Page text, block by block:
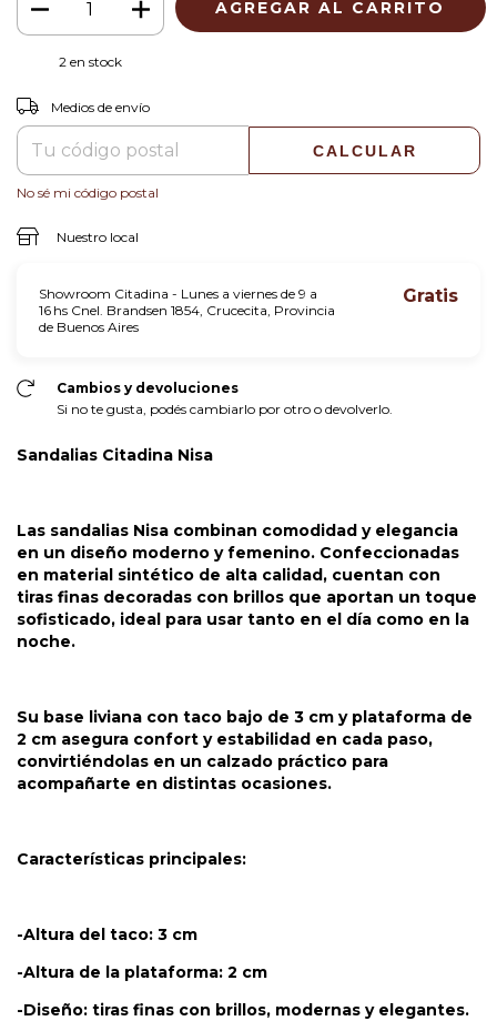
2en stock
Entregas para el CP:
Medios de envío
CALCULAR
No sé mi código postal
Nuestro local
Showroom Citadina - Lunes a viernes de 9 a
16 hs Cnel. Brandsen 1854, Crucecita, Provincia
de Buenos Aires
Gratis
Cambios y devoluciones
Si no te gusta, podés cambiarlo por otro o devolverlo.
Sandalias Citadina Nisa
Las sandalias Nisa combinan comodidad y elegancia
en un diseño moderno y femenino. Confeccionadas
en material sintético de alta calidad, cuentan con
tiras finas decoradas con brillos que aportan un toque
sofisticado, ideal para usar tanto en el día como en la
noche.
Su base liviana con taco bajo de 3 cm y plataforma de
2 cm asegura confort y estabilidad en cada paso,
convirtiéndolas en un calzado práctico para
acompañarte en distintas ocasiones.
Características principales:
-Altura del taco: 3 cm
-Altura de la plataforma: 2 cm
-Diseño: tiras finas con brillos, modernas y elegantes.